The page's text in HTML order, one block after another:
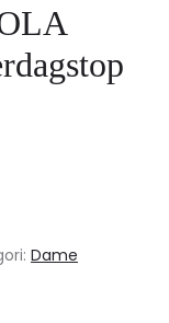
Dame